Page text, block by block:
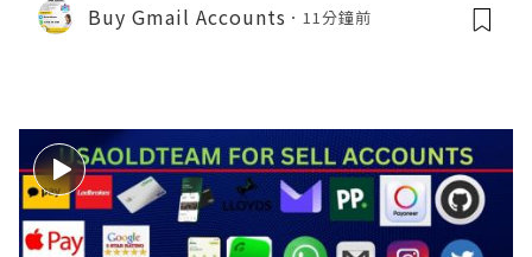
Buy Gmail Accounts 11分鐘前